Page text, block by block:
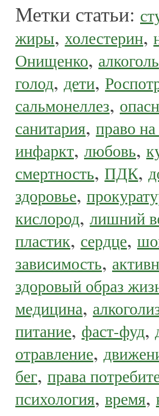
Метки статьи:
жиры, холестерин,
Онищенко, алкоголь
голод, дети,
сальмонеллез,
санитария, право
инфаркт, любовь,
смертность, ПДК,
здоровье,
кислород, лишний
пластик, сердце,
зависимость,
здоровый образ
медицина,
питание, фаст-фуд,
отравление,
бег, права
психология, время,